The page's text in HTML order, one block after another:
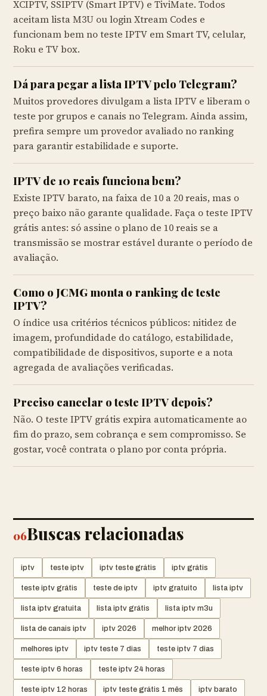
XCIPTV, SSIPTV (Smart IPTV) e TiviMate. Todos
aceitam lista M3U ou login Xtream Codes e
funcionam bem no teste IPTV em Smart TV, celular,
Roku e TV box.
Dá para pegar a lista IPTV pelo Telegram?
Muitos provedores divulgam a lista IPTV e liberam o
teste por grupos e canais no Telegram. Ainda assim,
prefira sempre um provedor avaliado no ranking
para garantir estabilidade e suporte.
IPTV de 10 reais funciona bem?
Existe IPTV barato, na faixa de 10 a 20 reais, mas o
preço baixo não garante qualidade. Faça o teste IPTV
grátis antes: só assine o plano de 10 reais se a
transmissão se mostrar estável durante o período de
avaliação.
Como o JCMG monta o ranking de teste
IPTV?
O índice usa critérios técnicos públicos: nitidez de
imagem, profundidade do catálogo, estabilidade,
compatibilidade de dispositivos, suporte e a nota
agregada de avaliações verificadas.
Preciso cancelar o teste IPTV depois?
Não. O teste IPTV grátis expira automaticamente ao
fim do prazo, sem cobrança e sem compromisso. Se
gostar, você contrata o plano por conta própria.
06Buscas relacionadas
iptv teste iptv iptv teste grátis iptv grátis
teste iptv grátis teste de iptv iptv gratuito lista iptv
lista iptv gratuita lista iptv grátis lista iptv m3u
lista de canais iptv iptv 2026 melhor iptv 2026
melhores iptv iptv teste 7 dias teste iptv 7 dias
teste iptv 6 horas teste iptv 24 horas
teste iptv 12 horas iptv teste grátis 1 mês iptv barato